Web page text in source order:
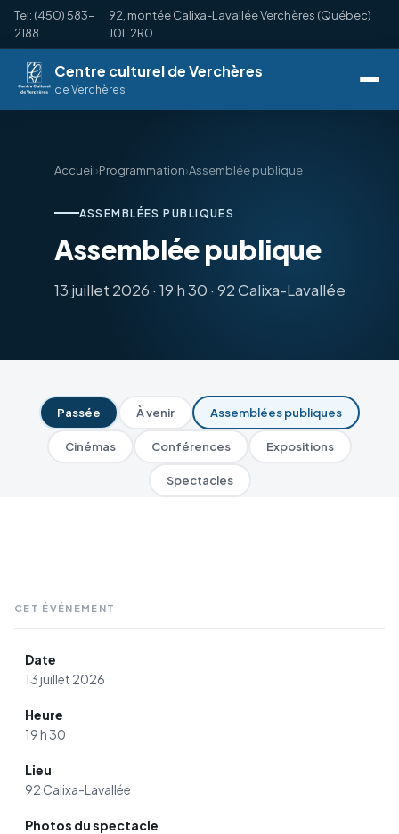
Tel: (450) 583-
2188
92, montée Calixa-Lavallée Verchères (Québec)
J0L 2R0
Centre culturel de Verchères
de Verchères
Accueil›Programmation›Assemblée publique
ASSEMBLÉES PUBLIQUES
Assemblée publique
13 juillet 2026 · 19 h 30 · 92 Calixa-Lavallée
Passée À venir Assemblées publiques
Cinémas Conférences Expositions
Spectacles
CET ÉVÉNEMENT
Date
13 juillet 2026
Heure
19 h 30
Lieu
92 Calixa-Lavallée
Photos du spectacle